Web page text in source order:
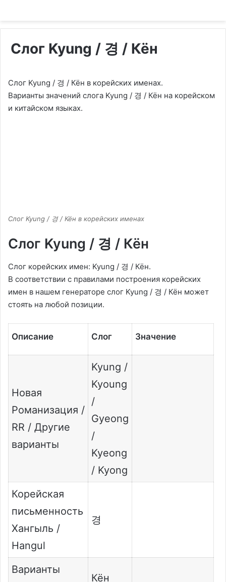
Слог Kyung / 경 / Кён
Слог Kyung / 경 / Кён в корейских именах.
Варианты значений слога Kyung / 경 / Кён на корейском
и китайском языках.
Слог Kyung / 경 / Кён в корейских именах
Слог Kyung / 경 / Кён
Слог корейских имен: Kyung / 경 / Кён.
В соответствии с правилами построения корейских
имен в нашем генераторе слог Kyung / 경 / Кён может
стоять на любой позиции.
Описание Слог Значение
Новая
Романизация /
RR / Другие
варианты
Kyung /
Kyoung
/
Gyeong
/
Kyeong
/ Kyong
Корейская
письменность
Хангыль /
Hangul
경
Варианты
Кён